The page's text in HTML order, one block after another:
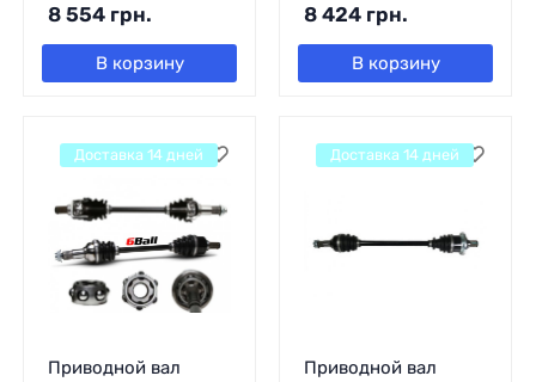
8 554 грн.
В корзину
8 424 грн.
В корзину
Приводной вал
Доставка 14 дней
Приводной вал
Доставка 14 дней